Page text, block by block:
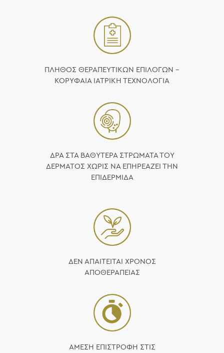
ΠΛΗΘΟΣ ΘΕΡΑΠΕΥΤΙΚΩΝ ΕΠΙΛΟΓΩΝ –
ΚΟΡΥΦΑΙΑ ΙΑΤΡΙΚΗ ΤΕΧΝΟΛΟΓΙΑ
ΔΡΑ ΣΤΑ ΒΑΘΥΤΕΡΑ ΣΤΡΩΜΑΤΑ ΤΟΥ
ΔΕΡΜΑΤΟΣ ΧΩΡΙΣ ΝΑ ΕΠΗΡΕΑΖΕΙ ΤΗΝ
ΕΠΙΔΕΡΜΙΔΑ
ΔΕΝ ΑΠΑΙΤΕΙΤΑΙ ΧΡΟΝΟΣ
ΑΠΟΘΕΡΑΠΕΙΑΣ
ΑΜΕΣΗ ΕΠΙΣΤΡΟΦΗ ΣΤΙΣ